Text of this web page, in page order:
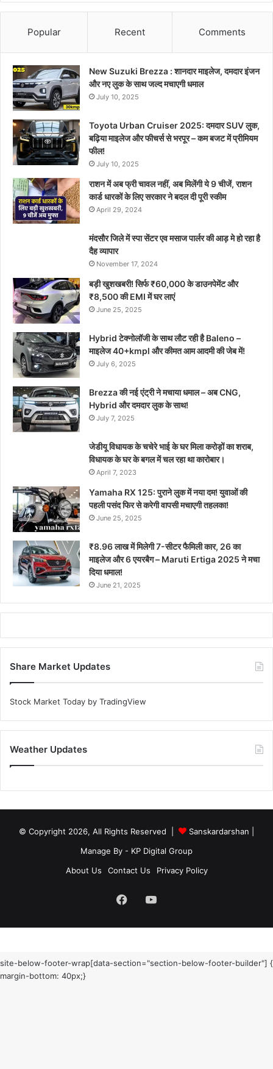
Popular Recent Comments
New Suzuki Brezza : शानदार माइलेज, दमदार इंजन
और नए लुक के साथ जल्द मचाएगी धमाल
July 10, 2025
Toyota Urban Cruiser 2025: दमदार SUV लुक,
बढ़िया माइलेज और फीचर्स से भरपूर – कम बजट में प्रीमियम
फील!
July 10, 2025
राशन में अब फ्री चावल नहीं, अब मिलेंगी ये 9 चीजें, राशन
कार्ड धारकों के लिए सरकार ने बदल दी पूरी स्कीम
April 29, 2024
मंदसौर जिले में स्पा सेंटर एव मसाज पार्लर की आड़ मे हो रहा है
दैह व्यापार
November 17, 2024
बड़ी खुशखबरी! सिर्फ ₹60,000 के डाउनपेमेंट और
₹8,500 की EMI में घर लाएं
June 25, 2025
Hybrid टेक्नोलॉजी के साथ लौट रही है Baleno –
माइलेज 40+kmpl और कीमत आम आदमी की जेब में!
July 6, 2025
Brezza की नई एंट्री ने मचाया धमाल – अब CNG,
Hybrid और दमदार लुक के साथ!
July 7, 2025
जेडीयू विधायक के चचेरे भाई के घर मिला करोड़ों का शराब,
विधायक के घर के बगल में चल रहा था कारोबार।
April 7, 2023
Yamaha RX 125: पुराने लुक में नया दम! युवाओं की
पहली पसंद फिर से करेगी वापसी मचाएगी तहलका!
June 25, 2025
₹8.96 लाख में मिलेगी 7-सीटर फैमिली कार, 26 का
माइलेज और 6 एयरबैग – Maruti Ertiga 2025 ने मचा
दिया धमाल!
June 21, 2025
Share Market Updates
Stock Market Today by TradingView
Weather Updates
© Copyright 2026, All Rights Reserved | Sanskardarshan
Manage By - KP Digital Group
About Us
Contact Us Privacy Policy
FacebookYouTube
site-below-footer-wrap[data-section="section-below-footer-builder"] {
margin-bottom: 40px;}